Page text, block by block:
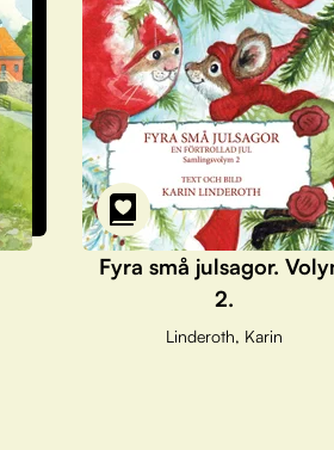
Fyra små julsagor.
2.
Linderoth, Karin